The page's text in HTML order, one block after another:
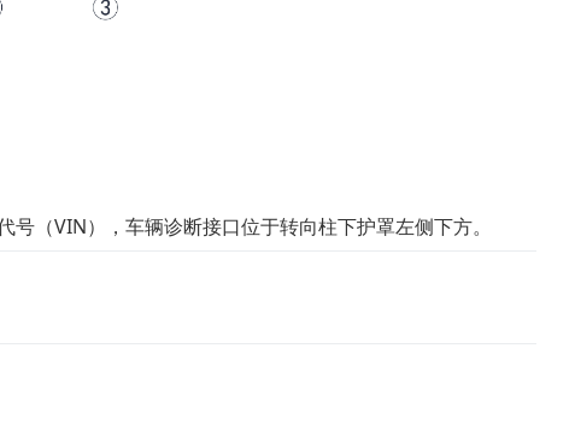
（VIN），车辆诊断接口位于转向柱下护罩左侧下方。